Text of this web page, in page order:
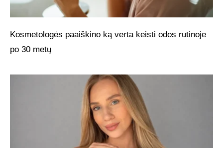
Kosmetologės paaiškino ką verta keisti odos rutinoje
po 30 metų